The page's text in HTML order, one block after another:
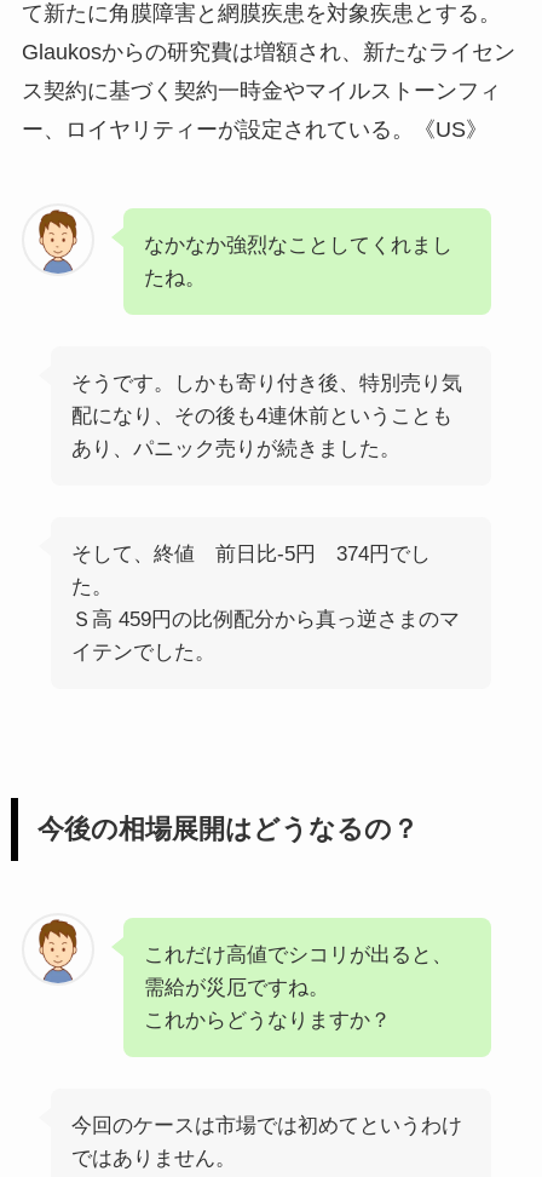
て新たに角膜障害と網膜疾患を対象疾患とする。
Glaukosからの研究費は増額され、新たなライセン
ス契約に基づく契約一時金やマイルストーンフィ
ー、ロイヤリティーが設定されている。《US》
なかなか強烈なことしてくれまし
たね。
そうです。しかも寄り付き後、特別売り気
配になり、その後も4連休前ということも
あり、パニック売りが続きました。
そして、終値 前日比-5円 374円でし
た。
Ｓ高 459円の比例配分から真っ逆さまのマ
イテンでした。
今後の相場展開はどうなるの？
これだけ高値でシコリが出ると、
需給が災厄ですね。
これからどうなりますか？
今回のケースは市場では初めてというわけ
ではありません。